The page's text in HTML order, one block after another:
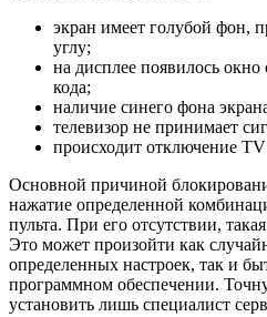
экран имеет голубой фон,
углу;
на дисплее появилось
кода;
наличие синего фона
телевизор не принимает
происходит отключение TV
Основной причиной
нажатие определенной
пульта. При его отсутствии,
Это может произойти как
определенных настроек, так и
программном обеспечении.
установить лишь специалист